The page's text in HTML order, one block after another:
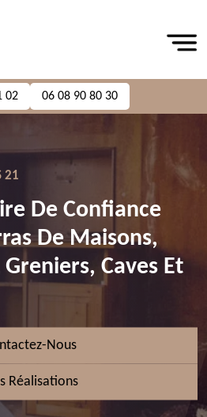
02 06 08 90 80 30
21
De Confiance
De Maisons,
Caves Et
Nous
Réalisations